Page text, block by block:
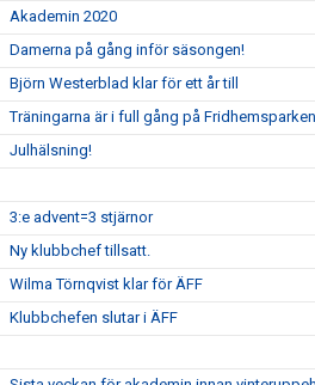
Akademin 2020
Damerna på gång inför säsongen!
Björn Westerblad klar för ett år till
Träningarna är i full gång på Fridhemsparken
Julhälsning!
3:e advent=3 stjärnor
Ny klubbchef tillsatt.
Wilma Törnqvist klar för ÄFF
Klubbchefen slutar i ÄFF